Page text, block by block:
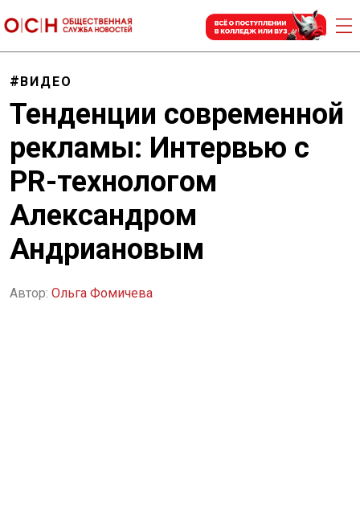
ВИДЕО
Тенденции современной
рекламы: Интервью с
PR-технологом
Александром
Андриановым
Автор: Ольга Фомичева